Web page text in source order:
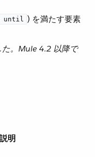
until ​) を満たす要素
。Mule 4.2 以降で
説明